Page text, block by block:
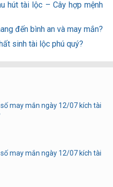
hút tài lộc – Cây hợp mệnh
đến bình an và may mắn?
sinh tài lộc phú quý?
may mắn ngày 12/07 kích tài
may mắn ngày 12/07 kích tài